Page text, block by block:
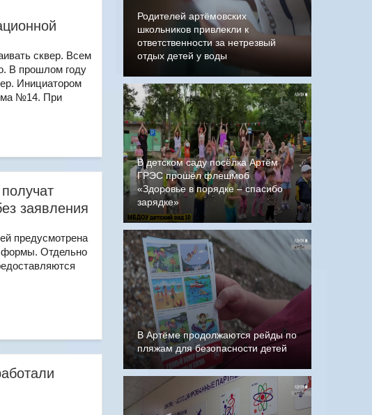
сквер. Всем
В прошлом году
Инициатором
№14. При
заявления
предусмотрена
формы. Отдельно
Родителей артёмовских
школьников привлекли к
ответственности за нетрезвый
отдых детей у воды
В детском саду посёлка Артём
ГРЭС прошёл флешмоб
«Здоровье в порядке – спасибо
зарядке»
В Артёме продолжаются рейды по
пляжам для безопасности детей